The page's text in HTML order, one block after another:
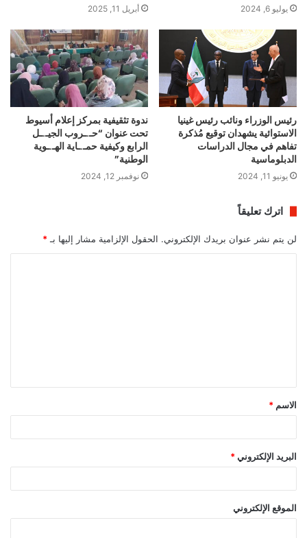
يوليو 6, 2024 أبريل 11, 2025
رئيس الوزراء ونائب رئيس غينيا
الاستوائية يشهدان توقيع مُذكرة
تفاهم في مجال الدراسات
الدبلوماسية
يونيو 11, 2024
ندوة تثقيفية بمركز إعلام أسيوط
تحت عنوان “حـ.ـروب الجيـ.ـل
الرابع وكيفية حمـ.ـاية الهـ.ـوية
الوطنية”
نوفمبر 12, 2024
اترك تعليقاً
لن يتم نشر عنوان بريدك الإلكتروني. الحقول الإلزامية مشار إليها بـ *
ق
*
الاسم *
البريد الإلكتروني *
الموقع الإلكتروني